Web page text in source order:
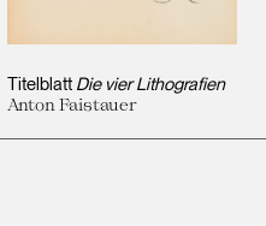
Titelblatt Die vier Lithografien
Anton Faistauer